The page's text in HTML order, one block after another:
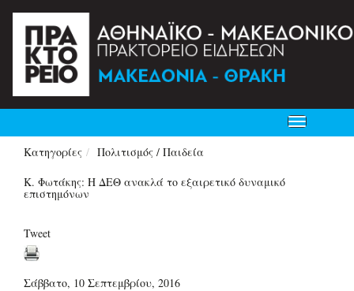
Toggle
navigation
Κατηγορίες
Πολιτισμός / Παιδεία
Κ. Φωτάκης: Η ΔΕΘ ανακλά το εξαιρετικό δυναμικό
επιστημόνων
Tweet
Σάββατο, 10 Σεπτεμβρίου, 2016